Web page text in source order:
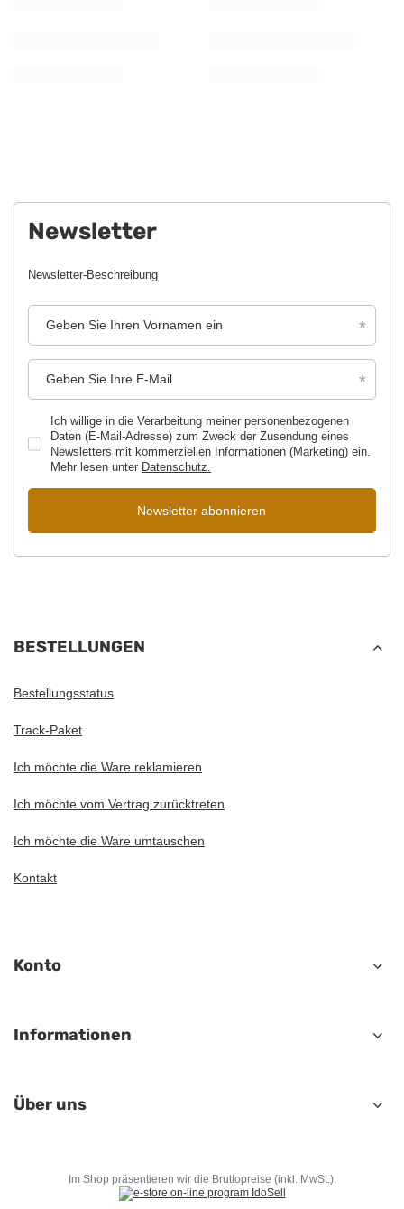
Newsletter
Newsletter-Beschreibung
Geben Sie Ihren Vornamen ein
Geben Sie Ihre E-Mail
Ich willige in die Verarbeitung meiner personenbezogenen
Daten (E-Mail-Adresse) zum Zweck der Zusendung eines
Newsletters mit kommerziellen Informationen (Marketing) ein.
Mehr lesen unter Datenschutz.
Newsletter abonnieren
BESTELLUNGEN
Bestellungsstatus
Track-Paket
Ich möchte die Ware reklamieren
Ich möchte vom Vertrag zurücktreten
Ich möchte die Ware umtauschen
Kontakt
Konto
Informationen
Über uns
Im Shop präsentieren wir die Bruttopreise (inkl. MwSt.).